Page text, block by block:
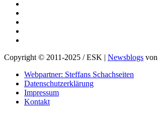
Copyright © 2011-2025 / ESK Newsblogs von
Webpartner: Steffans Schachseiten
Datenschutzerklärung
Impressum
Kontakt